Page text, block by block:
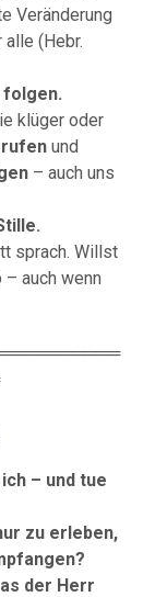
Veränderung
(Hebr.
folgen.
klüger oder
und
– auch uns
sprach. Willst
auch wenn
– und tue
zu erleben,
der Herr